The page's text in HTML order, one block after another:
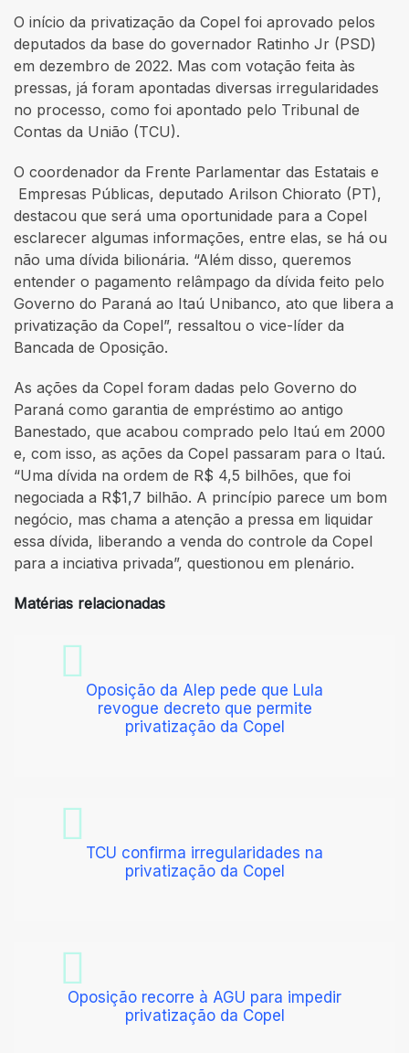
O início da privatização da Copel foi aprovado pelos
deputados da base do governador Ratinho Jr (PSD)
em dezembro de 2022. Mas com votação feita às
pressas, já foram apontadas diversas irregularidades
no processo, como foi apontado pelo Tribunal de
Contas da União (TCU).
O coordenador da Frente Parlamentar das Estatais e
Empresas Públicas, deputado Arilson Chiorato (PT),
destacou que será uma oportunidade para a Copel
esclarecer algumas informações, entre elas, se há ou
não uma dívida bilionária. “Além disso, queremos
entender o pagamento relâmpago da dívida feito pelo
Governo do Paraná ao Itaú Unibanco, ato que libera a
privatização da Copel”, ressaltou o vice-líder da
Bancada de Oposição.
As ações da Copel foram dadas pelo Governo do
Paraná como garantia de empréstimo ao antigo
Banestado, que acabou comprado pelo Itaú em 2000
e, com isso, as ações da Copel passaram para o Itaú.
“Uma dívida na ordem de R$ 4,5 bilhões, que foi
negociada a R$1,7 bilhão. A princípio parece um bom
negócio, mas chama a atenção a pressa em liquidar
essa dívida, liberando a venda do controle da Copel
para a inciativa privada”, questionou em plenário.
Matérias relacionadas
Oposição da Alep pede que Lula
revogue decreto que permite
privatização da Copel
TCU confirma irregularidades na
privatização da Copel
Oposição recorre à AGU para impedir
privatização da Copel